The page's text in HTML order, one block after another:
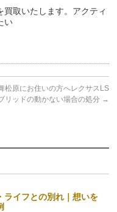
取いたします。アクティ
い
松原にお住いの方へレクサスLS
リッドの動かない場合の処分 →
ライフとの別れ｜想いを